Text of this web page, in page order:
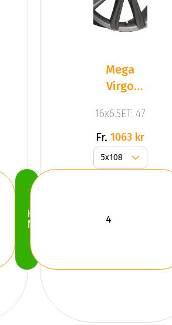
Köp
Nu
Mega
Virgo
Anthracite
Grey
16x6.5ET: 47
Fr. 1063 kr